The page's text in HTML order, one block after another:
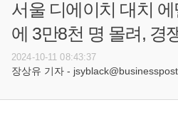
서울 디에이치 대치
에 3만8천 명 몰려, 경
2024-10-11 08:43:37
장상유 기자 -